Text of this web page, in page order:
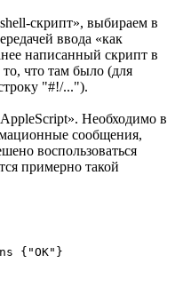
скрипт», выбираем в
ввода «как
написанный скрипт в
что там было (для
"#!/...").
Необходимо в
сообщения,
воспользоваться
примерно такой
{"OK"}